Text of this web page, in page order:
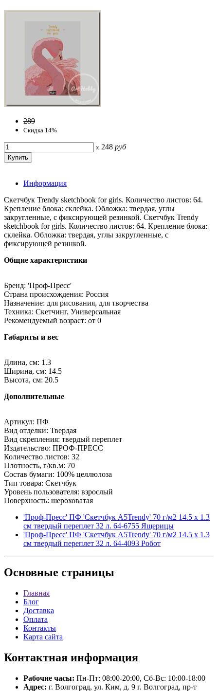
289
Скидка 14%
x 248 руб
Информация
Скетчбук Trendy sketchbook for girls. Количество листов: 64.
Крепление блока: склейка. Обложка: твердая, углы
закругленные, с фиксирующей резинкой. Скетчбук Trendy
sketchbook for girls. Количество листов: 64. Крепление блока:
склейка. Обложка: твердая, углы закругленные, с
фиксирующей резинкой.
Общие характеристики
Бренд: 'Проф-Пресс'
Страна происхождения: Россия
Назначение: для рисования, для творчества
Техника: Скетчинг, Универсальная
Рекомендуемый возраст: от 0
Габариты и вес
Длина, см: 1.3
Ширина, см: 14.5
Высота, см: 20.5
Дополнительные
Артикул: ПФ
Вид отделки: Твердая
Вид скрепления: твердый переплет
Издательство: ПРОФ-ПРЕСС
Количество листов: 32
Плотность, г/кв.м: 70
Состав бумаги: 100% целлюлоза
Тип товара: Скетчбук
Уровень пользователя: взрослый
Поверхность: шероховатая
'Проф-Пресс' ПФ 'Скетчбук А5Trendy' 70 г/м2 14.5 х 1.3
см твердый переплет 32 л. 64-6755 Ящерицы
'Проф-Пресс' ПФ 'Скетчбук А5Trendy' 70 г/м2 14.5 х 1.3
см твердый переплет 32 л. 64-4093 Робот
Основные страницы
Главная
Блог
Доставка
Оплата
Контакты
Карта сайта
Контактная информация
Рабочие часы: Пн-Пт: 08:00-20:00, Сб-Вс: 10:00-18:00
Адрес: г. Волгоград, ул. Ким, д. 9 г. Волгоград, пр-т